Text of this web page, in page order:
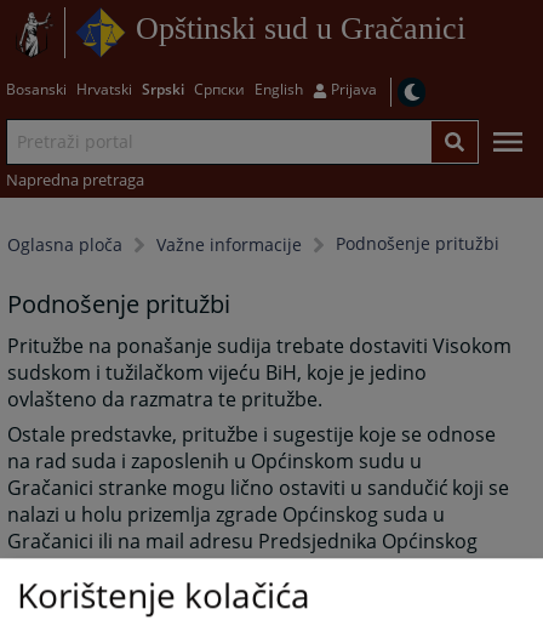
Opštinski sud u Gračanici
Bosanski Hrvatski Srpski Српски English Prijava
Napredna pretraga
Oglasna ploča Važne informacije Podnošenje pritužbi
Podnošenje pritužbi
Pritužbe na ponašanje sudija trebate dostaviti Visokom
sudskom i tužilačkom vijeću BiH, koje je jedino
ovlašteno da razmatra te pritužbe.
Ostale predstavke, pritužbe i sugestije koje se odnose
na rad suda i zaposlenih u Općinskom sudu u
Gračanici stranke mogu lično ostaviti u sandučić koji se
nalazi u holu prizemlja zgrade Općinskog suda u
Gračanici ili na mail adresu Predsjednika Općinskog
suda u Gračanici.
Korištenje kolačića